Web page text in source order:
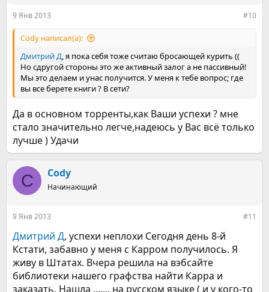
9 Янв 2013 #10
Cody написал(а):
Дмитрий Д, я пока себя тоже считаю бросающей курить ((
Но сдругой стороны это же активный залог а не пассивный!
Мы это делаем и унас получится. У меня к тебе вопрос; где
вы все берете книги ? В сети?
Да в основном торренты,как Ваши успехи ? мне
стало значительно легче,надеюсь у Вас всё только
лучше ) Удачи
C Cody
Начинающий
9 Янв 2013 #11
Дмитрий Д, успехи неплохи Сегодня день 8-й
Кстати, забавно у меня с Карром получилось. Я
живу в Штатах. Вчера решила на вэбсайте
библиотеки нашего графства найти Карра и
заказать. Нашла ....... на русском языке ( и у кого-то